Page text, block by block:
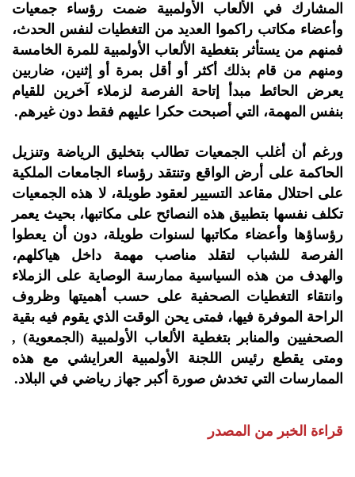
المشارك في الألعاب الأولمبية ضمت رؤساء جمعيات
وأعضاء مكاتب راكموا العديد من التغطيات لنفس الحدث،
فمنهم من يستأثر بتغطية الألعاب الأولمبية للمرة الخامسة
ومنهم من قام بذلك أكثر أو أقل بمرة أو إثنين، ضاربين
يعرض الحائط مبدأ إتاحة الفرصة لزملاء آخرين للقيام
بنفس المهمة، التي أصبحت حكرا عليهم فقط دون غيرهم.
ورغم أن أغلب الجمعيات تطالب بتخليق الرياضة وتنزيل
الحاكمة على أرض الواقع وتنتقد رؤساء الجامعات الملكية
على احتلال مقاعد التسيير لعقود طويلة، لا هذه الجمعيات
تكلف نفسها بتطبيق هذه النصائح على مكاتبها، بحيث يعمر
رؤساؤها وأعضاء مكاتبها لسنوات طويلة، دون أن يعطوا
الفرصة للشباب لتقلد مناصب مهمة داخل هياكلهم،
والهدف من هذه السياسية ممارسة الوصاية على الزملاء
وانتقاء التغطيات الصحفية على حسب أهميتها وظروف
الراحة الموفرة فيها، فمتى يحن الوقت الذي يقوم فيه بقية
الصحفيين والمنابر بتغطية الألعاب الأولمبية (الجمعوية) ,
ومتى يقطع رئيس اللجنة الأولمبية العرايشي مع هذه
الممارسات التي تخدش صورة أكبر جهاز رياضي في البلاد.
قراءة الخبر من المصدر